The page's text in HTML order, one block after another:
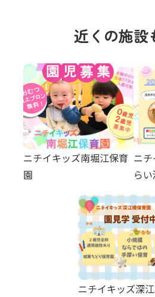
近くの施設
ニチイキッズ南堀江保育
園
ニ
ら
ニチイキッズ深